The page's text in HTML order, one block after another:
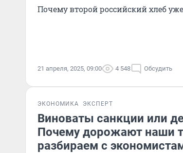
Почему второй российский хлеб
21 апреля, 2025, 09:00 4 548 Обсудить
ЭКОНОМИКА ЭКСПЕРТ
Виноваты санкции или
Почему дорожают наши
разбираем с